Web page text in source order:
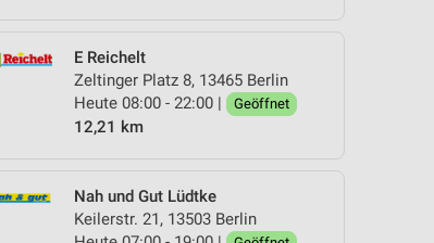
E Reichelt
Zeltinger Platz 8, 13465 Berlin
Heute 08:00 - 22:00 |
Geöffnet
12,21 km
Nah und Gut Lüdtke
Keilerstr. 21, 13503 Berlin